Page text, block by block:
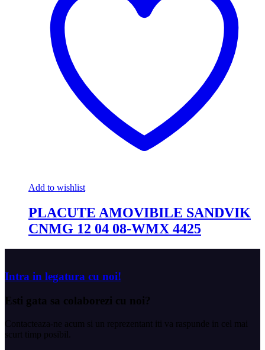
Add to wishlist
PLACUTE AMOVIBILE SANDVIK
CNMG 12 04 08-WMX 4425
Intra in legatura cu noi!
Esti gata sa colaborezi cu noi?
Contacteaza-ne acum si un reprezentant iti va raspunde in cel mai
scurt timp posibil.